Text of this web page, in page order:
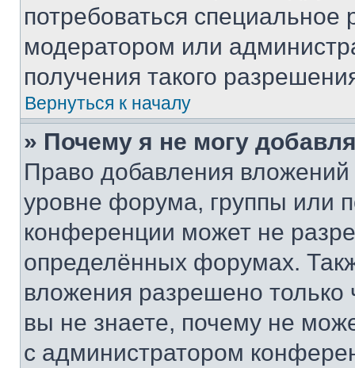
потребоваться
модератором или
получения такого
Вернуться к началу
» Почему я не могу
Право добавления
уровне форума, группы или
конференции может не
определённых форумах.
вложения разрешено
вы не знаете, почему не
с администратором